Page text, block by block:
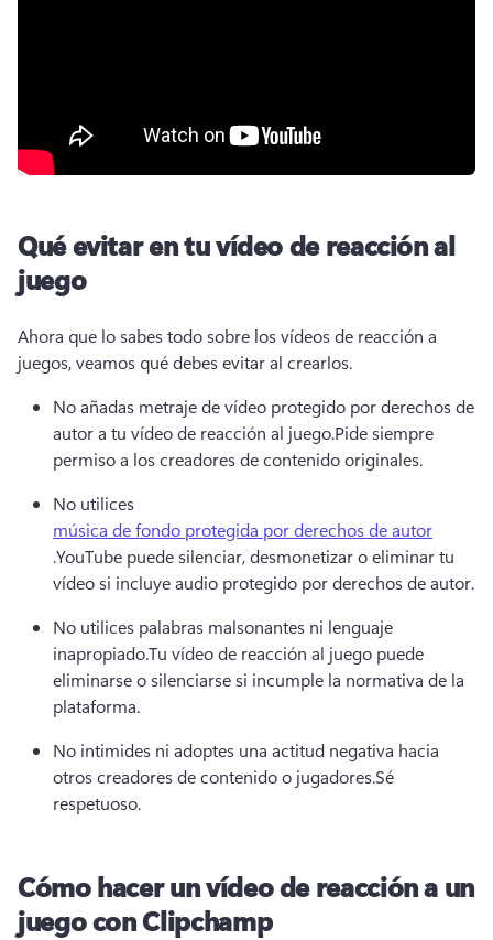
Qué evitar en tu vídeo de reacción al
juego
Ahora que lo sabes todo sobre los vídeos de reacción a
juegos, veamos qué debes evitar al crearlos.
No añadas metraje de vídeo protegido por derechos de
autor a tu vídeo de reacción al juego.Pide siempre
permiso a los creadores de contenido originales.
No utilices
música de fondo protegida por derechos de autor
.YouTube puede silenciar, desmonetizar o eliminar tu
vídeo si incluye audio protegido por derechos de autor.
No utilices palabras malsonantes ni lenguaje
inapropiado.Tu vídeo de reacción al juego puede
eliminarse o silenciarse si incumple la normativa de la
plataforma.
No intimides ni adoptes una actitud negativa hacia
otros creadores de contenido o jugadores.Sé
respetuoso.
Cómo hacer un vídeo de reacción a un
juego con Clipchamp